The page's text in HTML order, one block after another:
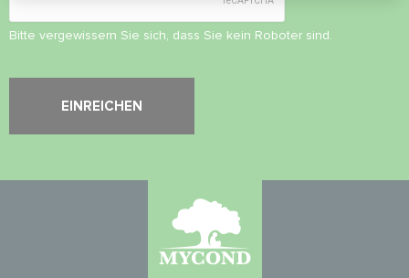
Bitte vergewissern Sie sich, dass Sie kein Roboter sind.